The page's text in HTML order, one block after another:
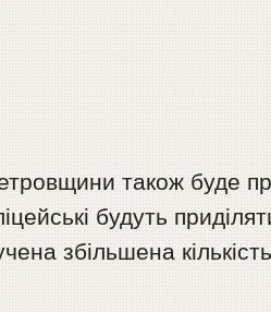
також буде
будуть
збільшена